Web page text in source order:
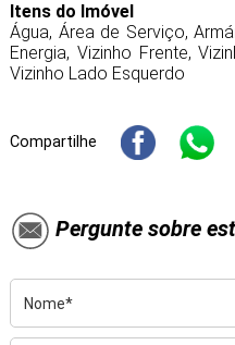
Itens do Imóvel
Água, Área de Serviço,
Energia, Vizinho Frente,
Vizinho Lado Esquerdo
Compartilhe
Pergunte sobre